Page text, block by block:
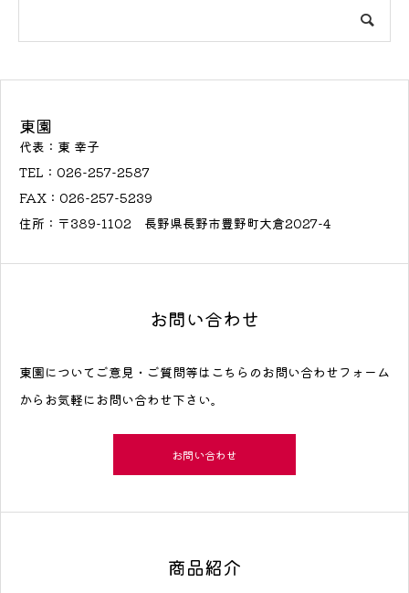
東園
代表：東 幸子
TEL：026-257-2587
FAX：026-257-5239
住所：〒389-1102 長野県長野市豊野町大倉2027-4
お問い合わせ
東園についてご意見・ご質問等はこちらのお問い合わせフォーム
からお気軽にお問い合わせ下さい。
お問い合わせ
商品紹介